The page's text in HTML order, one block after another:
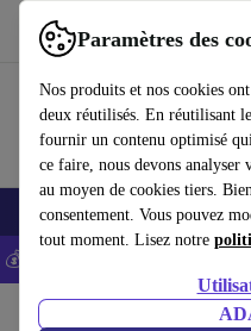
Paramètres des
Nos produits et nos cookies
deux réutilisés. En réutilisant
fournir un contenu optimisé
ce faire, nous devons
au moyen de cookies tiers.
consentement. Vous pouvez
tout moment. Lisez notre
Utilisez refurbed rapidement et
Smartphones Laptops
💰-5% EXTRA sur les iPhones
Ordinateurs